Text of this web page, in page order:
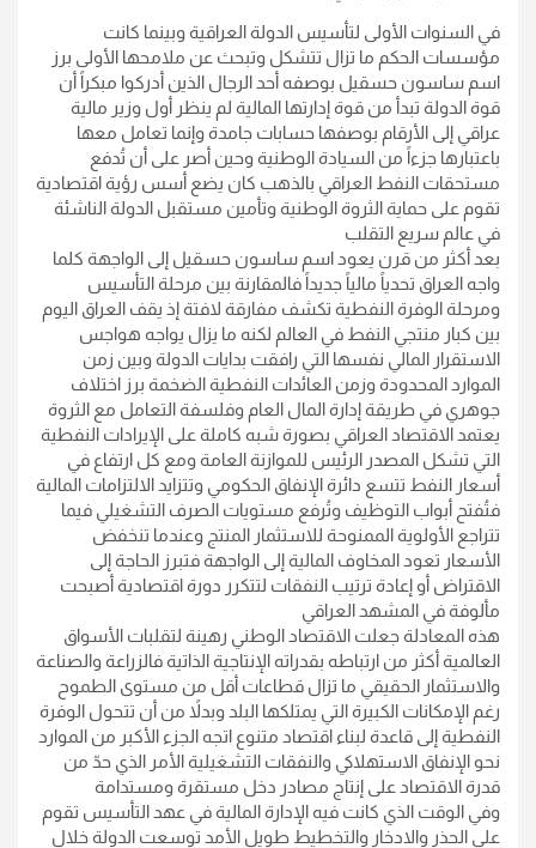
في السنوات الأولى لتأسيس الدولة العراقية وبينما كانت
مؤسسات الحكم ما تزال تتشكل وتبحث عن ملامحها الأولى برز
اسم ساسون حسقيل بوصفه أحد الرجال الذين أدركوا مبكراً أن
قوة الدولة تبدأ من قوة إدارتها المالية لم ينظر أول وزير مالية
عراقي إلى الأرقام بوصفها حسابات جامدة وإنما تعامل معها
باعتبارها جزءاً من السيادة الوطنية وحين أصر على أن تُدفع
مستحقات النفط العراقي بالذهب كان يضع أسس رؤية اقتصادية
تقوم على حماية الثروة الوطنية وتأمين مستقبل الدولة الناشئة
في عالم سريع التقلب
بعد أكثر من قرن يعود اسم ساسون حسقيل إلى الواجهة كلما
واجه العراق تحدياً مالياً جديداً فالمقارنة بين مرحلة التأسيس
ومرحلة الوفرة النفطية تكشف مفارقة لافتة إذ يقف العراق اليوم
بين كبار منتجي النفط في العالم لكنه ما يزال يواجه هواجس
الاستقرار المالي نفسها التي رافقت بدايات الدولة وبين زمن
الموارد المحدودة وزمن العائدات النفطية الضخمة برز اختلاف
جوهري في طريقة إدارة المال العام وفلسفة التعامل مع الثروة
يعتمد الاقتصاد العراقي بصورة شبه كاملة على الإيرادات النفطية
التي تشكل المصدر الرئيس للموازنة العامة ومع كل ارتفاع في
أسعار النفط تتسع دائرة الإنفاق الحكومي وتتزايد الالتزامات المالية
فتُفتح أبواب التوظيف وتُرفع مستويات الصرف التشغيلي فيما
تتراجع الأولوية الممنوحة للاستثمار المنتج وعندما تنخفض
الأسعار تعود المخاوف المالية إلى الواجهة فتبرز الحاجة إلى
الاقتراض أو إعادة ترتيب النفقات لتتكرر دورة اقتصادية أصبحت
مألوفة في المشهد العراقي
هذه المعادلة جعلت الاقتصاد الوطني رهينة لتقلبات الأسواق
العالمية أكثر من ارتباطه بقدراته الإنتاجية الذاتية فالزراعة والصناعة
والاستثمار الحقيقي ما تزال قطاعات أقل من مستوى الطموح
رغم الإمكانات الكبيرة التي يمتلكها البلد وبدلاً من أن تتحول الوفرة
النفطية إلى قاعدة لبناء اقتصاد متنوع اتجه الجزء الأكبر من الموارد
نحو الإنفاق الاستهلاكي والنفقات التشغيلية الأمر الذي حدّ من
قدرة الاقتصاد على إنتاج مصادر دخل مستقرة ومستدامة
وفي الوقت الذي كانت فيه الإدارة المالية في عهد التأسيس تقوم
على الحذر والادخار والتخطيط طويل الأمد توسعت الدولة خلال